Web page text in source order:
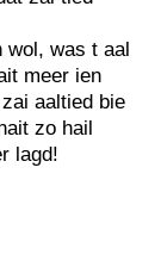
wol, was t aal
meer ien
aaltied bie
zo hail
lagd!